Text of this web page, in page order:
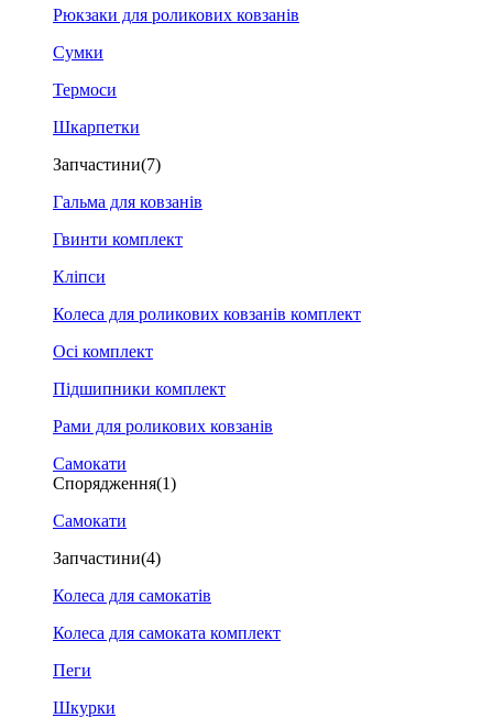
Рюкзаки для роликових ковзанів
Сумки
Термоси
Шкарпетки
Запчастини(7)
Гальма для ковзанів
Гвинти комплект
Кліпси
Колеса для роликових ковзанів комплект
Осі комплект
Підшипники комплект
Рами для роликових ковзанів
Самокати
Спорядження(1)
Самокати
Запчастини(4)
Колеса для самокатів
Колеса для самоката комплект
Пеги
Шкурки